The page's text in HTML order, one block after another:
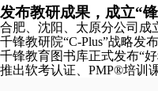
千锋教育先后三次捐赠医疗
“聚力新基建 协同新高教
承办GXIC2020天猫精灵
受邀参加2020华为授权培训
成立企业综合服务品牌—锋